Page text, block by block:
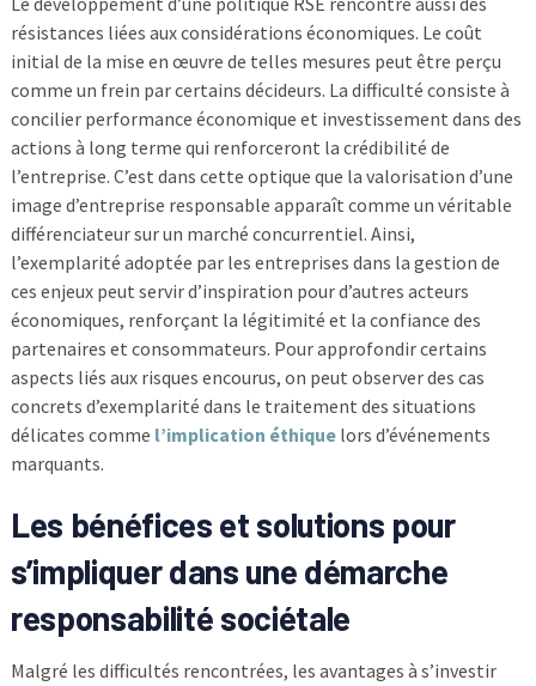
résistances liées aux considérations économiques. Le coût
initial de la mise en œuvre de telles mesures peut être perçu
comme un frein par certains décideurs. La difficulté consiste à
concilier performance économique et investissement dans des
actions à long terme qui renforceront la crédibilité de
l’entreprise. C’est dans cette optique que la valorisation d’une
image d’entreprise responsable apparaît comme un véritable
différenciateur sur un marché concurrentiel. Ainsi,
l’exemplarité adoptée par les entreprises dans la gestion de
ces enjeux peut servir d’inspiration pour d’autres acteurs
économiques, renforçant la légitimité et la confiance des
partenaires et consommateurs. Pour approfondir certains
aspects liés aux risques encourus, on peut observer des cas
concrets d’exemplarité dans le traitement des situations
délicates comme l’implication éthiquelors d’événements
marquants.
Les bénéfices et solutions pour
s’impliquer dans une démarche
responsabilité sociétale
Malgré les difficultés rencontrées, les avantages à s’investir